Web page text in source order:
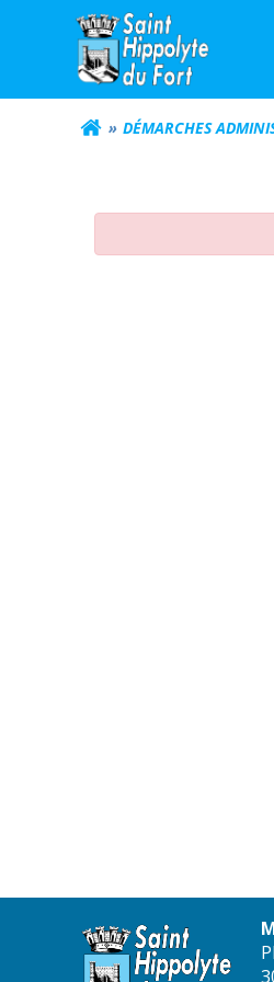
DÉMARCHES